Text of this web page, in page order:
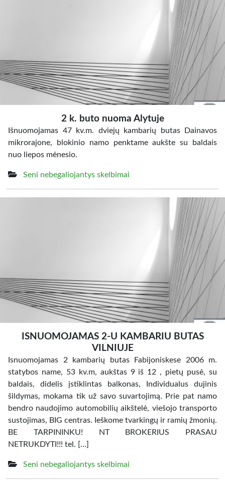
2 k. buto nuoma Alytuje
Išnuomojamas 47 kv.m. dviejų kambarių butas Dainavos
mikrorajone, blokinio namo penktame aukšte su baldais
nuo liepos mėnesio.
Seni nebegaliojantys skelbimai
ISNUOMOJAMAS 2-U KAMBARIU BUTAS
VILNIUJE
Isnuomojamas 2 kambarių butas Fabijoniskese 2006 m.
statybos name, 53 kv.m, aukštas 9 iš 12 , pietų pusė, su
baldais, didelis įstiklintas balkonas, Individualus dujinis
šildymas, mokama tik už savo suvartojimą. Prie pat namo
bendro naudojimo automobilių aikštelė, viešojo transporto
sustojimas, BIG centras. Ieškome tvarkingų ir ramių žmonių.
BE TARPININKU! NT BROKERIUS PRASAU
NETRUKDYTI!!! tel. […]
Seni nebegaliojantys skelbimai